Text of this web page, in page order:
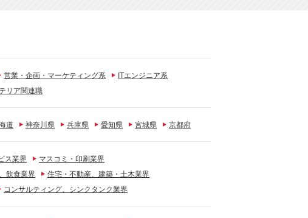
営業・企画・マーケティング系
ITエンジニア系
リア関連職
道 神奈川県 兵庫県 愛知県 宮城県 京都府
ス業界
マスコミ・印刷業界
飲食業界
住宅・不動産、建築・土木業界
コンサルティング、シンクタンク業界